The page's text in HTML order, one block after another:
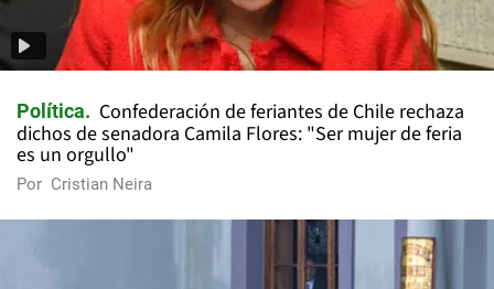
Política
Confederación de feriantes de Chile rechaza
dichos de senadora Camila Flores: "Ser mujer de feria
es un orgullo"
Por Cristian Neira